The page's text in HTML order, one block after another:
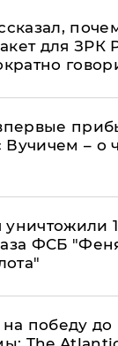
для ЗРК
Вучичем – о
уничтожили
ФСБ
победу до